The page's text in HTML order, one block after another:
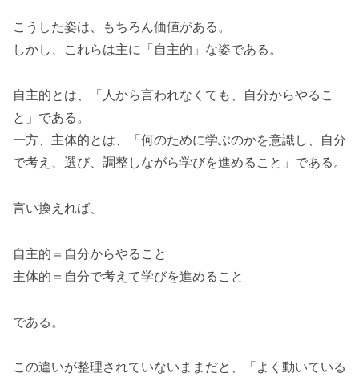
こうした姿は、もちろん価値がある。
しかし、これらは主に「自主的」な姿である。
自主的とは、「人から言われなくても、自分からやるこ
と」である。
一方、主体的とは、「何のために学ぶのかを意識し、自分
で考え、選び、調整しながら学びを進めること」である。
言い換えれば、
自主的＝自分からやること
主体的＝自分で考えて学びを進めること
である。
この違いが整理されていないままだと、「よく動いている